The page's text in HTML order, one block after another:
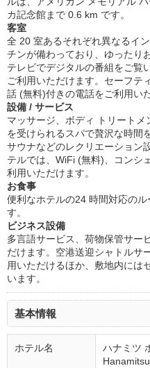
カ記念館まで 0.6 km です。
客室
全 20 室あるそれぞれ異なるイ
チンが備わっており、ゆったり
テレビでデジタルの番組をご覧
ご利用いただけます。セーフテ
話 (無料)付きの電話をご利用い
設備 / サービス
マッサージ、ボディ トリート
を受けられるスパで贅沢な時間
サウナなどのレクリエーション
テルでは、WiFi (無料)、コンシ
利用いただけます。
お食事
便利なホテルの24 時間対応の
す。
ビジネス設備
多言語サービス、荷物保管サー
だけます。空港送迎シャトルサ
用いただけるほか、敷地内には
います。
基本情報
ホテル名
ハナミツ